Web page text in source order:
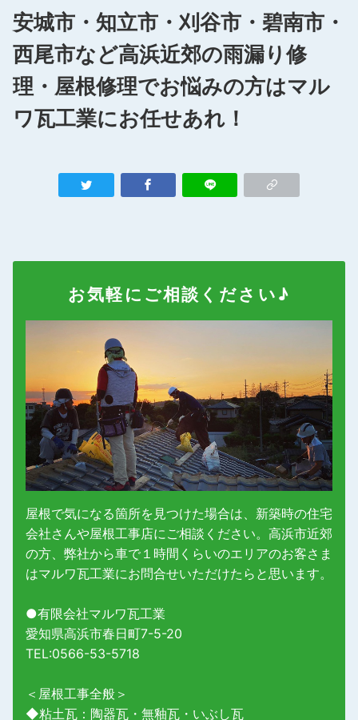
安城市・知立市・刈谷市・碧南市・
西尾市など高浜近郊の雨漏り修
理・屋根修理でお悩みの方はマル
ワ瓦工業にお任せあれ！
お気軽にご相談ください♪
屋根で気になる箇所を見つけた場合は、新築時の住宅
会社さんや屋根工事店にご相談ください。高浜市近郊
の方、弊社から車で１時間くらいのエリアのお客さま
はマルワ瓦工業にお問合せいただけたらと思います。
●有限会社マルワ瓦工業
愛知県高浜市春日町7-5-20
TEL:0566-53-5718
＜屋根工事全般＞
◆粘土瓦：陶器瓦・無釉瓦・いぶし瓦